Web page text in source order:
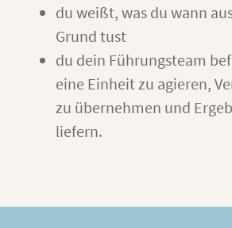
du weißt, was du wann
Grund tust
du dein Führungsteam
eine Einheit zu agieren,
zu übernehmen und
liefern.